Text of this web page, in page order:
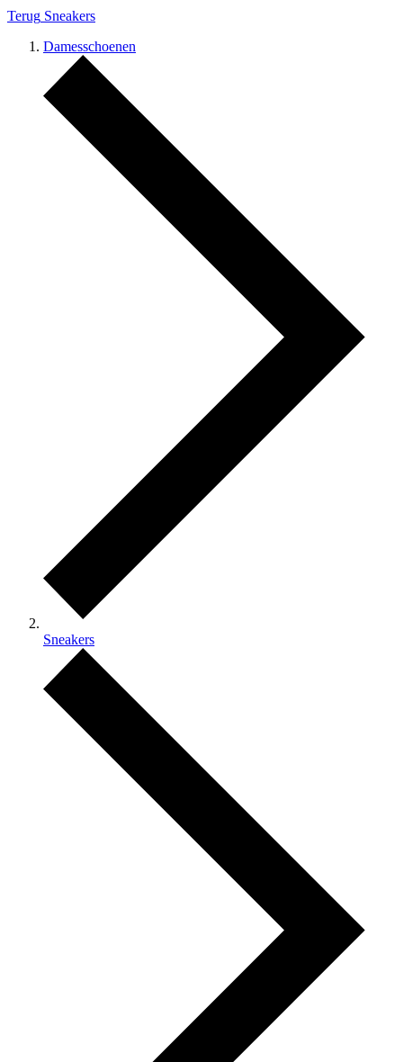
Terug Sneakers
Damesschoenen
Sneakers